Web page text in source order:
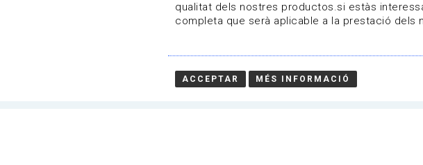
Actualitat | Arts visuals
Data de publicació: 22-03-2024
qualitat dels nostres productos.si estàs
completa que serà aplicable a la prestació dels
ACCEPTAR MÉS INFORMACIÓ